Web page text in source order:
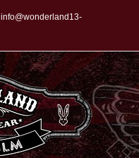
info@wonderland13-